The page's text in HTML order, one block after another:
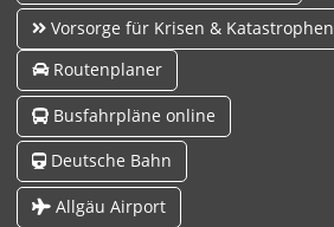
Vorsorge für Krisen & Katastrophen
Routenplaner
Busfahrpläne online
Deutsche Bahn
Allgäu Airport